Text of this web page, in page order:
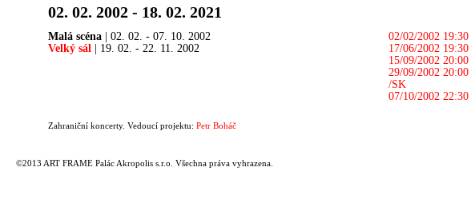
02. 02. 2002 - 18. 02. 2021
Malá scéna | 02. 02. - 07. 10. 2002
Velký sál | 19. 02. - 22. 11. 2002
02/02/2002 19:30
17/06/2002 19:30
15/09/2002 20:00
29/09/2002 20:00
/SK
07/10/2002 22:30
Zahraniční koncerty. Vedoucí projektu: Petr Boháč
©2013 ART FRAME Palác Akropolis s.r.o. Všechna práva vyhrazena.